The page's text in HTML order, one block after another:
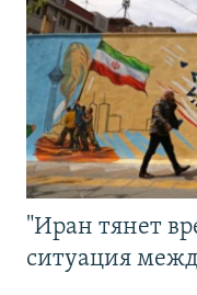
"Иран тянет
ситуация